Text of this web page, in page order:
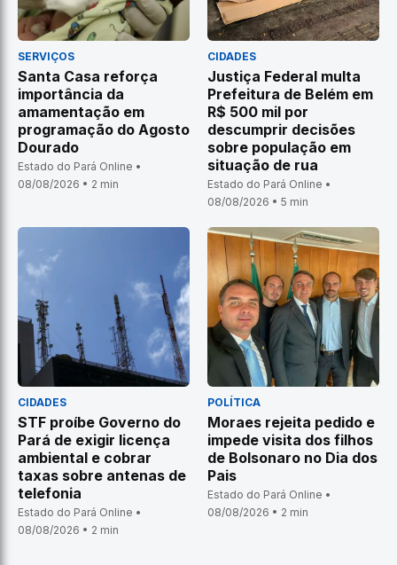
SERVIÇOS
Santa Casa reforça
importância da
amamentação em
programação do Agosto
Dourado
Estado do Pará Online •
08/08/2026 • 2 min
CIDADES
Justiça Federal multa
Prefeitura de Belém em
R$ 500 mil por
descumprir decisões
sobre população em
situação de rua
Estado do Pará Online •
08/08/2026 • 5 min
CIDADES
STF proíbe Governo do
Pará de exigir licença
ambiental e cobrar
taxas sobre antenas de
telefonia
Estado do Pará Online •
08/08/2026 • 2 min
POLÍTICA
Moraes rejeita pedido e
impede visita dos filhos
de Bolsonaro no Dia dos
Pais
Estado do Pará Online •
08/08/2026 • 2 min